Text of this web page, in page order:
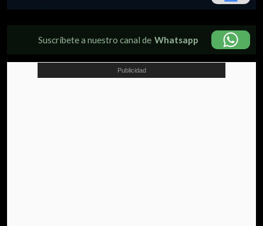
Suscríbete a nuestro canal de Whatsapp